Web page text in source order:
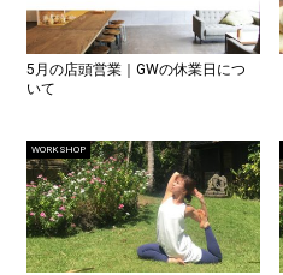
5月の店頭営業｜GWの休業日につ
いて
WORK SHOP